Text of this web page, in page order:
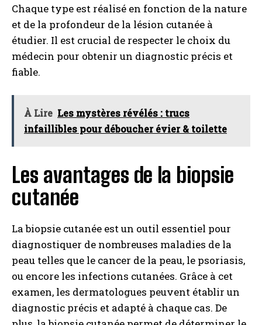
Chaque type est réalisé en fonction de la nature
et de la profondeur de la lésion cutanée à
étudier. Il est crucial de respecter le choix du
médecin pour obtenir un diagnostic précis et
fiable.
À Lire Les mystères révélés : trucs
infaillibles pour déboucher évier & toilette
Les avantages de la biopsie
cutanée
La biopsie cutanée est un outil essentiel pour
diagnostiquer de nombreuses maladies de la
peau telles que le cancer de la peau, le psoriasis,
ou encore les infections cutanées. Grâce à cet
examen, les dermatologues peuvent établir un
diagnostic précis et adapté à chaque cas. De